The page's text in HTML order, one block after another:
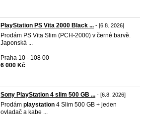
PlayStation PS Vita 2000 Black ... - [6.8. 2026]
Prodám PS Vita Slim (PCH-2000) v černé barvě.
Japonská ...
Praha 10 - 108 00
6 000 Kč
Sony PlayStation 4 slim 500 GB ... - [6.8. 2026]
Prodám playstation 4 Slim 500 GB + jeden
ovladač a kabe ...